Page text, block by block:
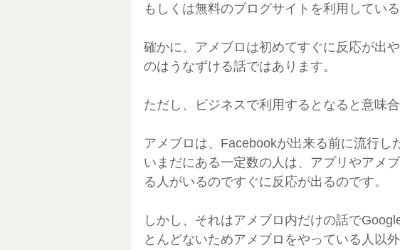
もしくは無料のブログサイトを利用している
確かに、アメブロは初めてすぐに反応が出
のはうなずける話ではあります。
ただし、ビジネスで利用するとなると意味
アメブロは、Facebookが出来る前に流行し
いまだにある一定数の人は、アプリやアメ
る人がいるのですぐに反応が出るのです。
しかし、それはアメブロ内だけの話で
とんどないためアメブロをやっている人以